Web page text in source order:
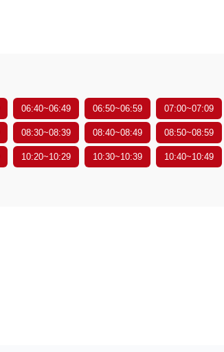
06:40~06:49 06:50~06:59 07:00~07:09
08:30~08:39 08:40~08:49 08:50~08:59
10:20~10:29 10:30~10:39 10:40~10:49